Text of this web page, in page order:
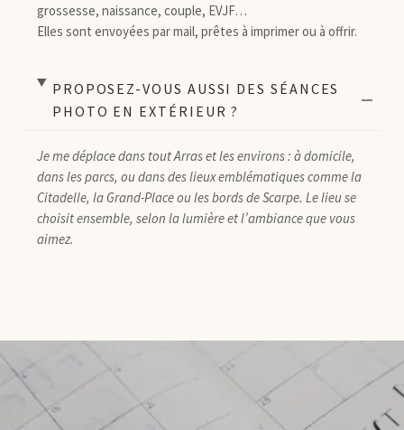
grossesse, naissance, couple, EVJF…
Elles sont envoyées par mail, prêtes à imprimer ou à offrir.
PROPOSEZ-VOUS AUSSI DES SÉANCES
PHOTO EN EXTÉRIEUR ?
Je me déplace dans tout Arras et les environs : à domicile,
dans les parcs, ou dans des lieux emblématiques comme la
Citadelle, la Grand-Place ou les bords de Scarpe. Le lieu se
choisit ensemble, selon la lumière et l’ambiance que vous
aimez.